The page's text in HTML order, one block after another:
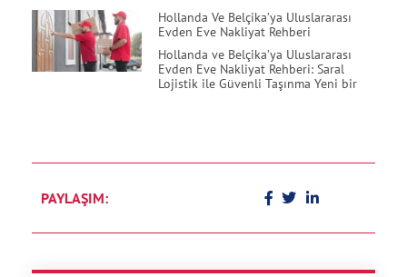
Hollanda Ve Belçika’ya Uluslararası
Evden Eve Nakliyat Rehberi
Hollanda ve Belçika’ya Uluslararası
Evden Eve Nakliyat Rehberi: Saral
Lojistik ile Güvenli Taşınma Yeni bir
PAYLAŞIM: